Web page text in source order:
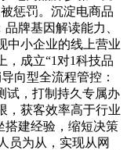
惩罚。沉淀电商品
牌基因解读能力、
中小企业的线上营业
，成立“1对1科技品
向型全流程管控：
试，打制持久专属办
，获客效率高于行业
搭建经验，缩短决策
员为从，实现从网